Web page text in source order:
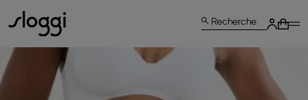
Recherche